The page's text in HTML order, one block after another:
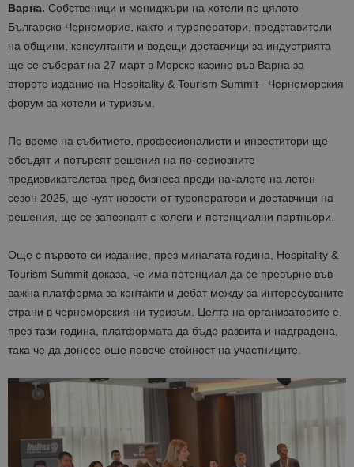
Варна. Собственици и мениджъри на хотели по цялото
Българско Черноморие, както и туроператори, представители
на общини, консултанти и водещи доставчици за индустрията
ще се съберат на 27 март в Морско казино във Варна за
второто издание на Hospitality & Tourism Summit– Черноморския
форум за хотели и туризъм.
По време на събитието, професионалисти и инвеститори ще
обсъдят и потърсят решения на по-сериозните
предизвикателства пред бизнеса преди началото на летен
сезон 2025, ще чуят новости от туроператори и доставчици на
решения, ще се запознаят с колеги и потенциални партньори.
Още с първото си издание, през миналата година, Hospitality &
Tourism Summit доказа, че има потенциал да се превърне във
важна платформа за контакти и дебат между за интересуваните
страни в черноморския ни туризъм. Целта на организаторите е,
през тази година, платформата да бъде развита и надградена,
така че да донесе още повече стойност на участниците.